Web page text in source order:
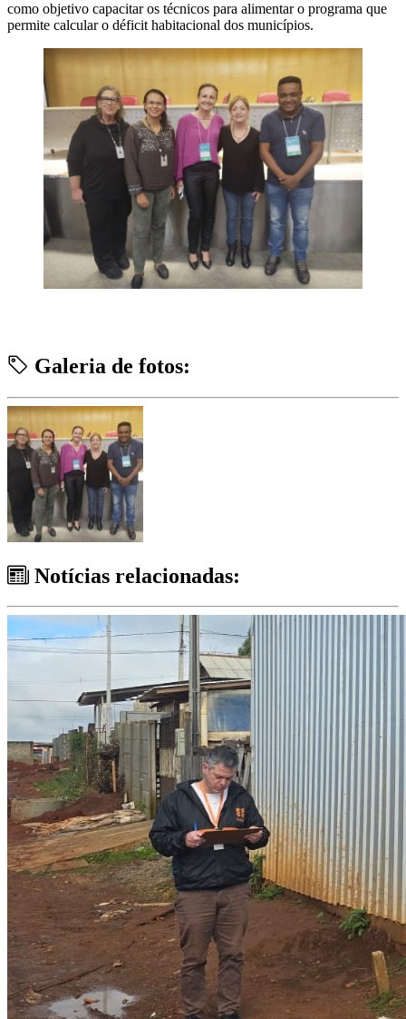
como objetivo capacitar os técnicos para alimentar o programa que
permite calcular o déficit habitacional dos municípios.
Galeria de fotos:
Notícias relacionadas: